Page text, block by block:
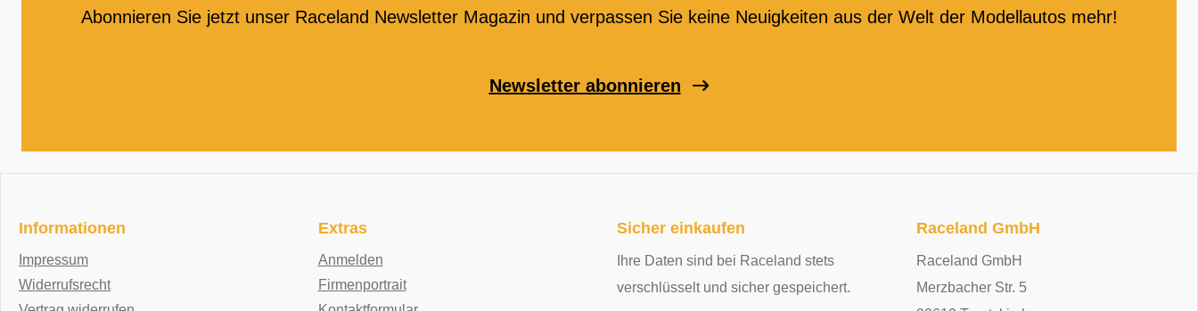
Abonnieren Sie jetzt unser Raceland Newsletter Magazin und verpassen Sie keine Neuigkeiten aus der Welt der Modellautos mehr!
Newsletter abonnieren
Informationen
Impressum
Widerrufsrecht
Extras
Anmelden
Firmenportrait
Sicher einkaufen
Ihre Daten sind bei Raceland stets
verschlüsselt und sicher gespeichert.
Raceland GmbH
Raceland GmbH
Merzbacher Str. 5